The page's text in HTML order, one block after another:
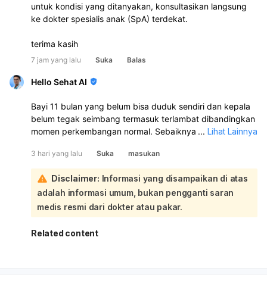
untuk kondisi yang ditanyakan, konsultasikan langsung
ke dokter spesialis anak (SpA) terdekat.
terima kasih
7 jam yang lalu Suka Balas
Hello Sehat AI
Bayi 11 bulan yang belum bisa duduk sendiri dan kepala
belum tegak seimbang termasuk terlambat dibandingkan
momen perkembangan normal. Sebaiknya tetap dipantau
tumbuh kembang, apalagi kalau kepala sering jatuh ke
belakang saat digendong.:
Pada usia 11 bulan, umumnya bayi sudah bisa duduk
tanpa bantuan, berganti posisi, dan mulai berdiri dengan
pegangan. Kalau baru belajar tripod saja, itu masih perlu
perhatian. Setiap anak memang beda, tapi kalau ada
keterlambatan motorik seperti ini jangan ditunda untuk
time, latih duduk dengan bantuan, ajak meraih mainan,
... Lihat Lainnya
3 hari yang lalu Suka masukan
Disclaimer: Informasi yang disampaikan di atas
adalah informasi umum, bukan pengganti saran
medis resmi dari dokter atau pakar.
Related content